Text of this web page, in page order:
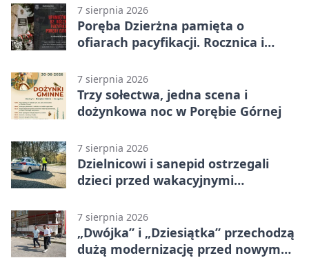
7 sierpnia 2026
Poręba Dzierżna pamięta o
ofiarach pacyfikacji. Rocznica i
7 sierpnia 2026
Trzy sołectwa, jedna scena i
dożynkowa noc w Porębie Górnej
7 sierpnia 2026
Dzielnicowi i sanepid ostrzegali
dzieci przed wakacyjnymi
7 sierpnia 2026
„Dwójka” i „Dziesiątka” przechodzą
dużą modernizację przed nowym